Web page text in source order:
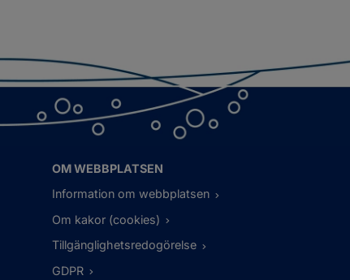
OM WEBBPLATSEN
Information om webbplatsen
Om kakor (cookies)
Tillgänglighetsredogörelse
GDPR